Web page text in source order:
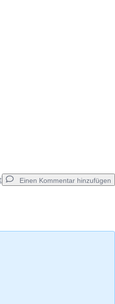
Einen Kommentar hinzufügen